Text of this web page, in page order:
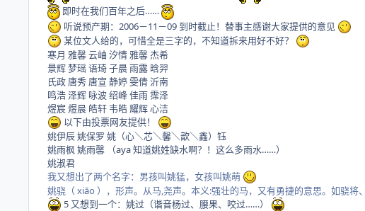
即时在我们百年之后……
听说预产期：2006－11－09 到时截止！替事主感谢大家提供的意见
某位文人给的，可惜全是三字的，不知道拆来用好不好？
寒月 雅馨 云岫 汐情 雅馨 杰希
景辉 梦瑶 语琦 子晨 雨露 晗羿
氏政 唐秀 唐宣 静婷 雯倩 沂南
鸣浩 泽辉 咏波 绍峰 佳雨 霈泽
煜宸 煜晨 皓轩 韦皓 耀辉 心洁
以下由投票网友提供！
姚伊辰 姚保罗 姚（心＼芯＼馨＼歆＼鑫）钰
姚雨枫 姚雨馨 （aya 知道姚姓缺水啊？！这么多雨水……）
姚淑君
我又想出了两个名字：男孩叫姚猛，女孩叫姚萌
姚骁（ xiāo ），形声。从马,尧声。本义:强壮的马，又有勇捷的意思。如骁将
5 又想到一个：姚过（谐音杨过、腰果、咬过……）